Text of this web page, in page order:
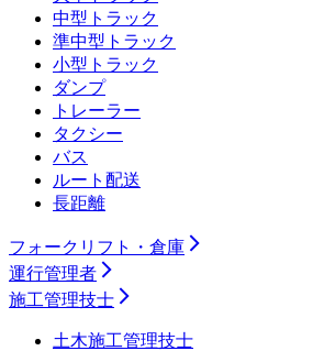
中型トラック
準中型トラック
小型トラック
ダンプ
トレーラー
タクシー
バス
ルート配送
長距離
フォークリフト・倉庫
運行管理者
施工管理技士
土木施工管理技士